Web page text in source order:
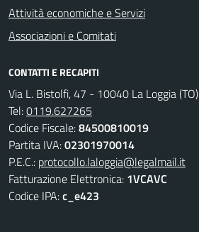
Attività economiche e Servizi
Associazioni e Comitati
CONTATTI E RECAPITI
Via L. Bistolfi, 47 - 10040 La Loggia (TO)
Tel:0119.627265
Codice Fiscale:84500810019
Partita IVA:02301970014
P.E.C.: protocollo.laloggia@legalmail.it
Fatturazione Elettronica: 1VCAVC
Codice IPA:c_e423